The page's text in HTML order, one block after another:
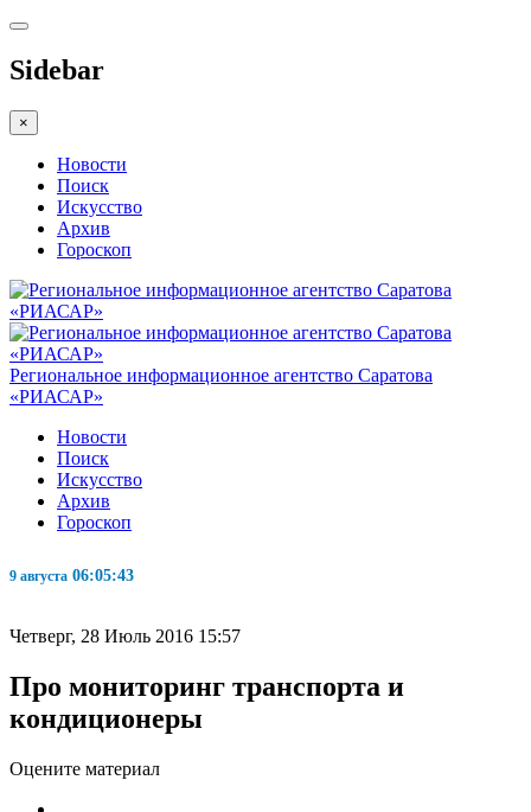
Sidebar
×
Новости
Поиск
Искусство
Архив
Гороскоп
Региональное информационное агентство Саратова
«РИАСАР»
Новости
Поиск
Искусство
Архив
Гороскоп
9 августа 06:05:44
Четверг, 28 Июль 2016 15:57
Про мониторинг транспорта и
кондиционеры
Оцените материал